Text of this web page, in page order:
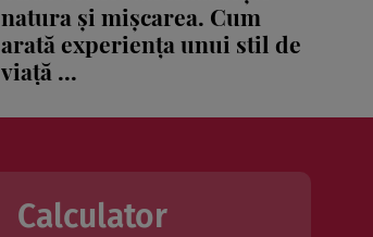
natura și mișcarea. Cum
arată experiența unui stil de
viață ...
Calculator